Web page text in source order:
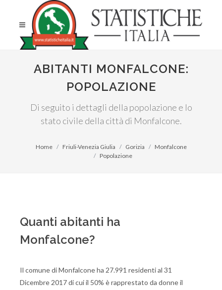
ABITANTI MONFALCONE:
POPOLAZIONE
Di seguito i dettagli della popolazione e lo
stato civile della città di Monfalcone.
Home Friuli-Venezia Giulia Gorizia
Monfalcone
Popolazione
Quanti abitanti ha
Monfalcone?
Il comune di Monfalcone ha 27.991 residenti al 31
Dicembre 2017 di cui il 50% è rapprestato da donne il